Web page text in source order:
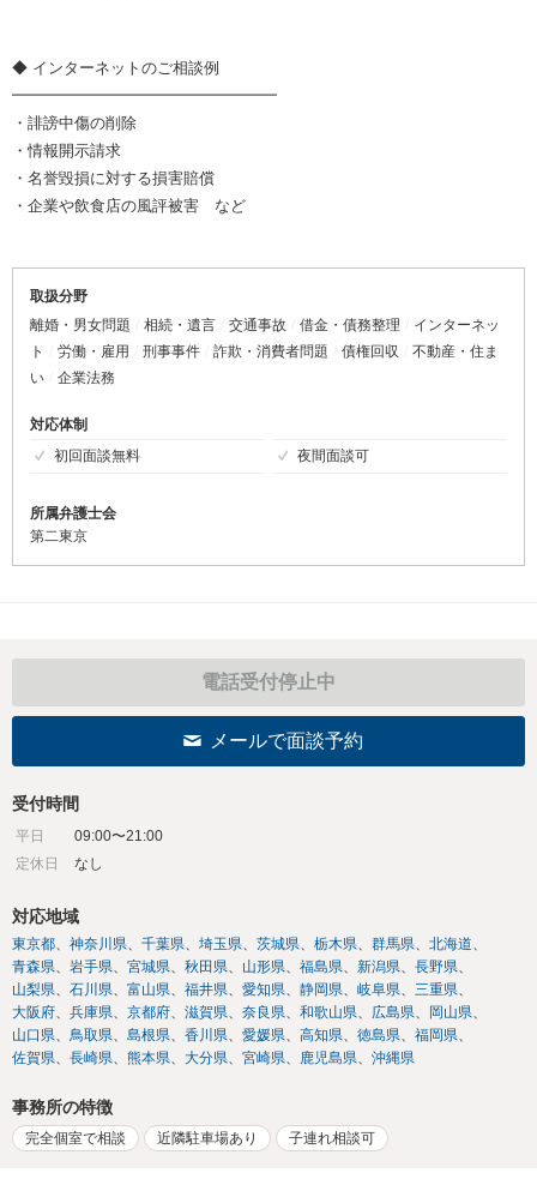
◆ インターネットのご相談例
━━━━━━━━━━━━━━━━━
・誹謗中傷の削除
・情報開示請求
・名誉毀損に対する損害賠償
・企業や飲食店の風評被害 など
取扱分野
離婚・男女問題
相続・遺言 交通事故 借金・債務整理
インターネッ
ト
労働・雇用 刑事事件 詐欺・消費者問題 債権回収
不動産・住ま
い
企業法務
対応体制
初回面談無料
夜間面談可
所属弁護士会
第二東京
電話受付停止中
メールで面談予約
受付時間
平日
09:00〜21:00
定休日
なし
対応地域
東京都 神奈川県 千葉県 埼玉県 茨城県 栃木県 群馬県
北海道
青森県
岩手県 宮城県 秋田県 山形県 福島県 新潟県
長野県
山梨県
石川県 富山県 福井県 愛知県 静岡県 岐阜県
三重県
大阪府
兵庫県 京都府 滋賀県 奈良県 和歌山県 広島県
岡山県
山口県
鳥取県 島根県 香川県 愛媛県 高知県 徳島県
福岡県
佐賀県
長崎県 熊本県 大分県 宮崎県 鹿児島県 沖縄県
事務所の特徴
完全個室で相談 近隣駐車場あり 子連れ相談可